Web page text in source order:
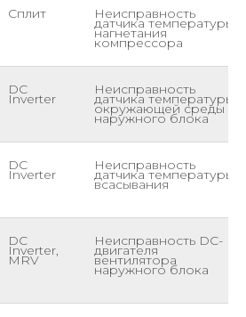
Сплит Неисправность
датчика температуры
нагнетания
компрессора
DC
Inverter
Неисправность
датчика температуры
окружающей среды
наружного блока
DC
Inverter
Неисправность
датчика температуры
всасывания
DC
Inverter,
MRV
Неисправность DC-
двигателя
вентилятора
наружного блока